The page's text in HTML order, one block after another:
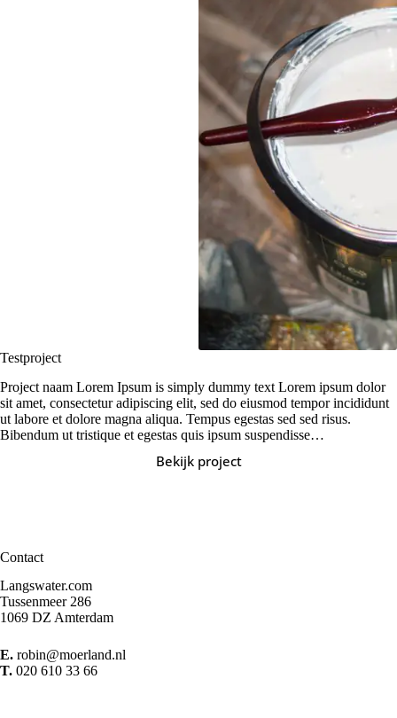
Testproject
Project naam Lorem Ipsum is simply dummy text Lorem ipsum dolor
sit amet, consectetur adipiscing elit, sed do eiusmod tempor incididunt
ut labore et dolore magna aliqua. Tempus egestas sed sed risus.
Bibendum ut tristique et egestas quis ipsum suspendisse…
Bekijk project
Testproject
Contact
Langswater.com
Tussenmeer 286
1069 DZ Amterdam
E. robin@moerland.nl
T. 020 610 33 66